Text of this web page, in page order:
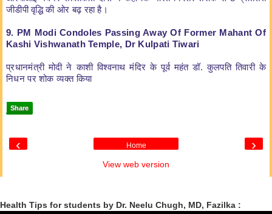
जीडीपी वृद्धि की ओर बढ़ रहा है।
9. PM Modi Condoles Passing Away Of Former Mahant Of
Kashi Vishwanath Temple, Dr Kulpati Tiwari
प्रधानमंत्री मोदी ने काशी विश्वनाथ मंदिर के पूर्व महंत डॉ. कुलपति तिवारी के
निधन पर शोक व्यक्त किया
Share
‹ ›
Home
View web version
Health Tips for students by Dr. Neelu Chugh, MD, Fazilka :